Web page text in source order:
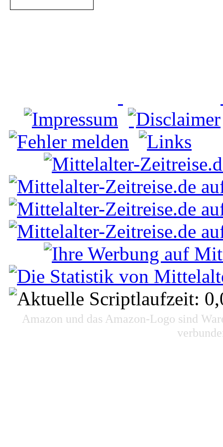
Alle Angaben ohne Gewähr. Bitte
Amazon und das Amazon-Logo sind